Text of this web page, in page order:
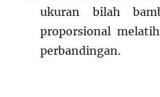
ukuran bilah
proporsional
perbandingan.